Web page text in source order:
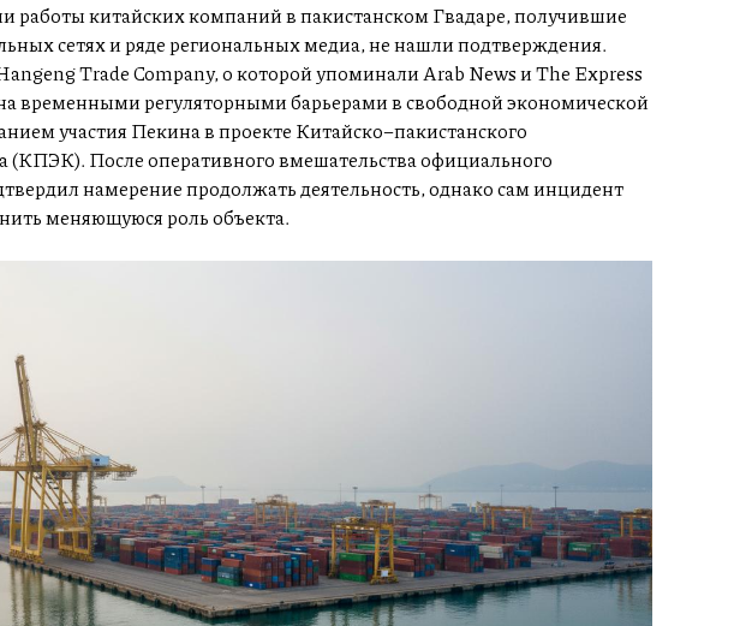
работы китайских компаний в пакистанском Гвадаре, получившие
сетях и ряде региональных медиа, не нашли подтверждения.
Trade Company, о которой упоминали Arab News и The Express
временными регуляторными барьерами в свободной экономической
участия Пекина в проекте Китайско–пакистанского
(КПЭК). После оперативного вмешательства официального
намерение продолжать деятельность, однако сам инцидент
меняющуюся роль объекта.